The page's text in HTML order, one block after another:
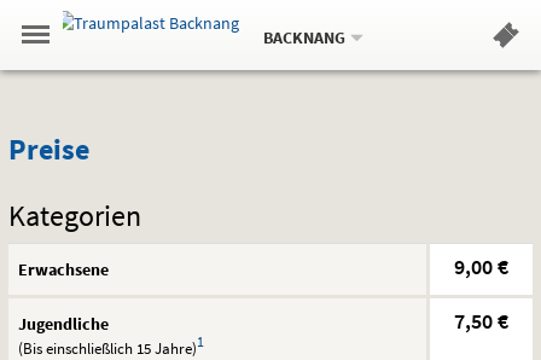
Springe
zum
,zum
.
Navigation
Gehe
zur
Standortauswahl
Standort:
BACKNANG.
Hinweis
Preise
Preise
Kategorien
Erwachsene 9,00 €
Jugendliche
(Bis einschließlich 15 Jahre)1
7,50 €